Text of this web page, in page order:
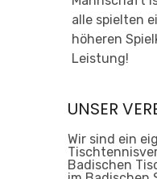
alle spielten
höheren
Leistung!
UNSER
Wir sind ein
Badischen